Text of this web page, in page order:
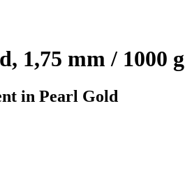
1,75 mm / 1000 g
in Pearl Gold